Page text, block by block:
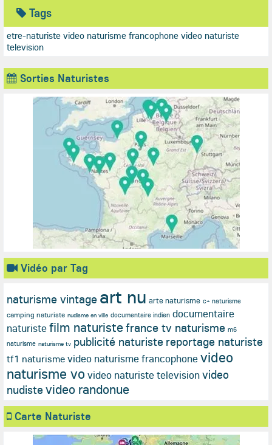
Tags
etre-naturiste video naturisme francophone video naturiste
television
Sorties Naturistes
Vidéo par Tag
naturisme vintage art nu arte naturisme c+ naturisme
camping naturiste nudisme en ville documentaire indien documentaire
naturistefilm naturistefrance tv naturisme m6
naturisme naturisme tv publicité naturiste reportage naturiste
tf1 naturisme video naturisme francophonevideo
naturisme vo video naturiste televisionvideo
nudistevideo randonue
Carte Naturiste